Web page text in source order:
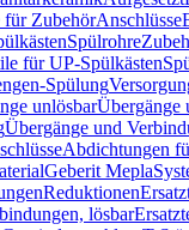
für ZubehörAnschlüsse
Spülrohre
für UP-Spülkästen
Spülung
unlösbarÜbergänge
Übergänge und
Abdichtungen
Geberit Mepla
Reduktionen
lösbar